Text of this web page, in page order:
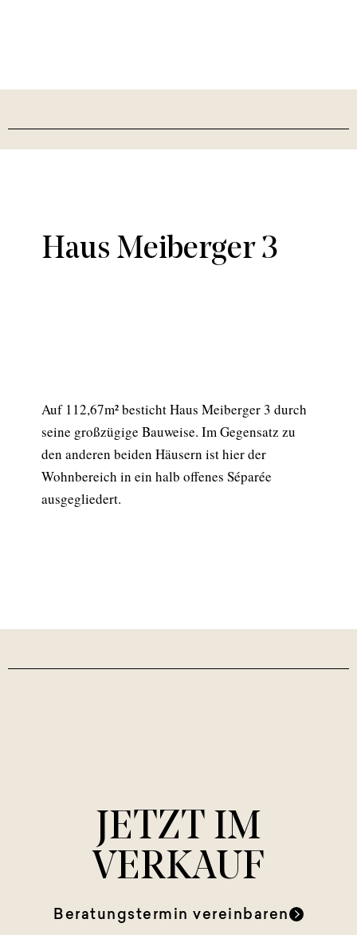
Haus Meiberger 3
Auf 112,67m² besticht Haus Meiberger 3 durch
seine großzügige Bauweise. Im Gegensatz zu
den anderen beiden Häusern ist hier der
Wohnbereich in ein halb offenes Séparée
ausgegliedert.
JETZT IM
VERKAUF
Beratungstermin vereinbaren